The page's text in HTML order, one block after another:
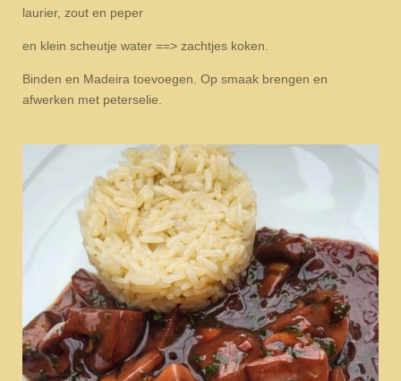
laurier, zout en peper
en klein scheutje water ==> zachtjes koken.
Binden en Madeira toevoegen. Op smaak brengen en
afwerken met peterselie.